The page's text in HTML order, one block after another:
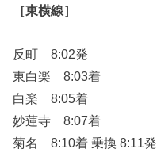
［東横線］
反町 8:02発
東白楽 8:03着
白楽 8:05着
妙蓮寺 8:07着
菊名 8:10着 乗換 8:11発